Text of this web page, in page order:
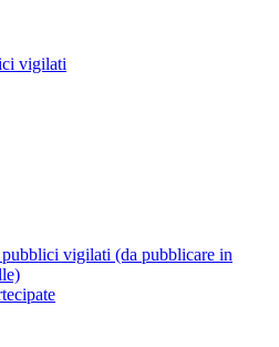
vigilati
vigilati (da pubblicare in